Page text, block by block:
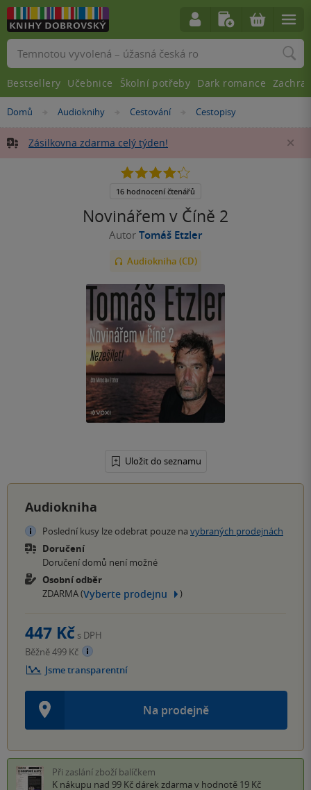
Nacházíte
zde:
Domů »Audioknihy »
Cestování »
Cestopisy
Zásilkovna zdarma celý týden!
Novinářem v Číně 2
Autor Tomáš Etzler
Audiokniha (CD)
Uložit do seznamu
4.2
5
16 hodnocení čtenářů
Audiokniha
Poslední kusy lze odebrat pouze na vybraných prodejnách
Doručení
Doručení domů není možné
Osobní odběr
ZDARMA (Vyberte prodejnu )
Na prodejně
447 Kč s DPH
Běžně 499 Kč
Jsme transparentní
Při zaslání zboží balíčkem
K nákupu nad 99 Kč dárek zdarma v hodnotě 19 Kč
Vyhledávání
Bestsellery Učebnice Školní potřeby Dark romance